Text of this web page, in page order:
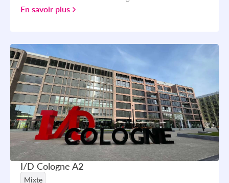
En savoir plus
I/D Cologne A2
Mixte